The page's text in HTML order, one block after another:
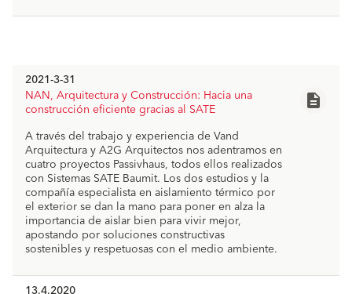
2021-3-31
NAN, Arquitectura y Construcción: Hacia una
construcción eficiente gracias al SATE
A través del trabajo y experiencia de Vand
Arquitectura y A2G Arquitectos nos adentramos en
cuatro proyectos Passivhaus, todos ellos realizados
con Sistemas SATE Baumit. Los dos estudios y la
compañía especialista en aislamiento térmico por
el exterior se dan la mano para poner en alza la
importancia de aislar bien para vivir mejor,
apostando por soluciones constructivas
sostenibles y respetuosas con el medio ambiente.
description
file_download
NAN_Baumit_Hacia-una-construccion-e
ficiente-gracias-al-SATE.pdf